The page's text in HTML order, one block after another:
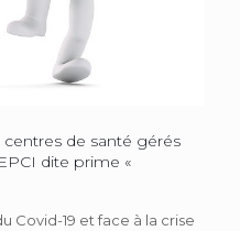
de santé gérés
dite prime «
Covid-19 et face à la crise